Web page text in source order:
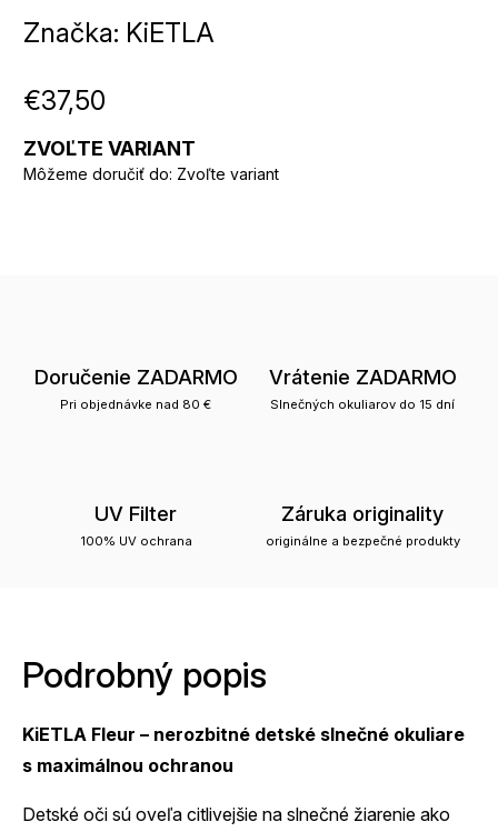
Značka: KiETLA
€37,50
ZVOĽTE VARIANT
Môžeme doručiť do: Zvoľte variant
Doručenie ZADARMO
Pri objednávke nad 80 €
Vrátenie ZADARMO
Slnečných okuliarov do 15 dní
UV Filter
100% UV ochrana
Záruka originality
originálne a bezpečné produkty
Podrobný popis
KiETLA Fleur – nerozbitné detské slnečné okuliare
s maximálnou ochranou
Detské oči sú oveľa citlivejšie na slnečné žiarenie ako